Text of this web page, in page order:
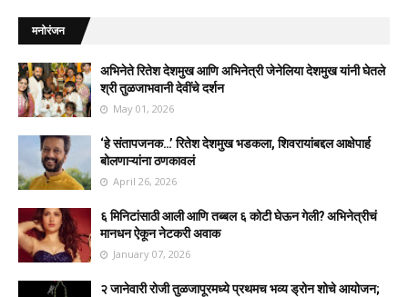
मनोरंजन
अभिनेते रितेश देशमुख आणि अभिनेत्री जेनेलिया देशमुख यांनी घेतले
श्री तुळजाभवानी देवींचे दर्शन
May 01, 2026
‘हे संतापजनक…’ रितेश देशमुख भडकला, शिवरायांबद्दल आक्षेपार्ह
बोलणाऱ्यांना ठणकावलं
April 26, 2026
६ मिनिटांसाठी आली आणि तब्बल ६ कोटी घेऊन गेली? अभिनेत्रीचं
मानधन ऐकून नेटकरी अवाक
January 07, 2026
२ जानेवारी रोजी तुळजापूरमध्ये प्रथमच भव्य ड्रोन शोचे आयोजन;